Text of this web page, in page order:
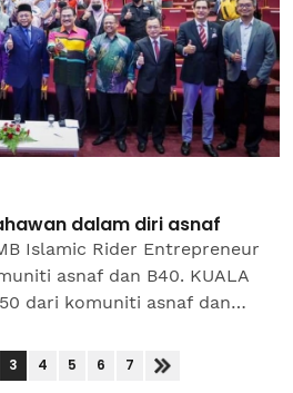
dalam diri asnaf
Islamic Rider Entrepreneur
asnaf dan B40. KUALA
dari komuniti asnaf dan
3 4 5 6 7